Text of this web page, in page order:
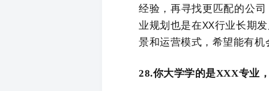
经验，再寻找更匹配的公
业规划也是在XX行业长期
景和运营模式，希望能有
28.你大学学的是XXX专业